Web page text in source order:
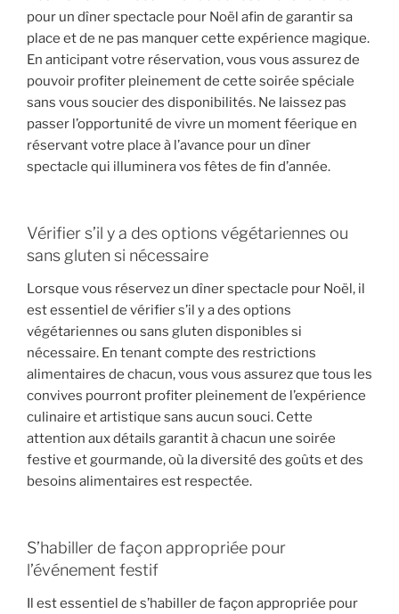
pour un dîner spectacle pour Noël afin de garantir sa
place et de ne pas manquer cette expérience magique.
En anticipant votre réservation, vous vous assurez de
pouvoir profiter pleinement de cette soirée spéciale
sans vous soucier des disponibilités. Ne laissez pas
passer l’opportunité de vivre un moment féerique en
réservant votre place à l’avance pour un dîner
spectacle qui illuminera vos fêtes de fin d’année.
Vérifier s’il y a des options végétariennes ou
sans gluten si nécessaire
Lorsque vous réservez un dîner spectacle pour Noël, il
est essentiel de vérifier s’il y a des options
végétariennes ou sans gluten disponibles si
nécessaire. En tenant compte des restrictions
alimentaires de chacun, vous vous assurez que tous les
convives pourront profiter pleinement de l’expérience
culinaire et artistique sans aucun souci. Cette
attention aux détails garantit à chacun une soirée
festive et gourmande, où la diversité des goûts et des
besoins alimentaires est respectée.
S’habiller de façon appropriée pour
l’événement festif
Il est essentiel de s’habiller de façon appropriée pour